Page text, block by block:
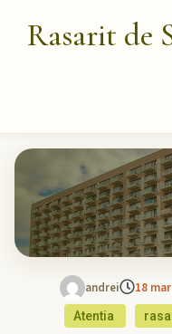
Rasarit de
andrei 18
Atentia